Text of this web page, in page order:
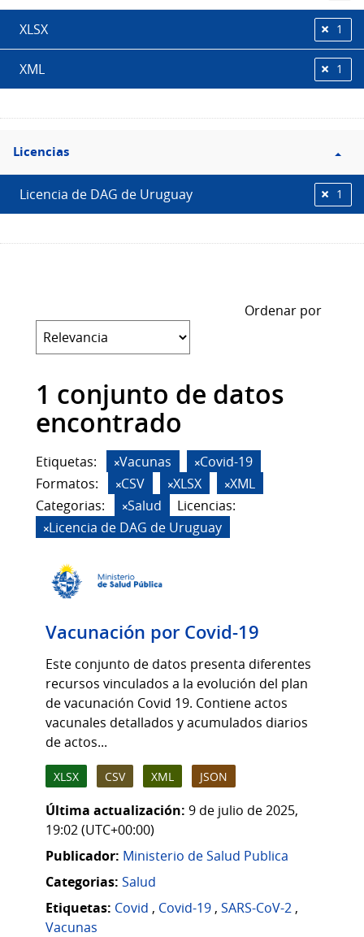
XLSX 1
XML 1
Filtro
Licencias
Licencias
Licencia de DAG de Uruguay 1
Ordenar por
1 conjunto de datos
encontrado
Etiquetas: Vacunas
Covid-19
Formatos:
CSV XLSX
XML
Categorias:
Salud
Licencias:
Licencia de DAG de Uruguay
Vacunación por Covid-19
Este conjunto de datos presenta diferentes
recursos vinculados a la evolución del plan
de vacunación Covid 19. Contiene actos
vacunales detallados y acumulados diarios
de actos...
XLSX CSV XML JSON
Última actualización: 9 de julio de 2025,
19:02 (UTC+00:00)
Publicador: Ministerio de Salud Publica
Categorias: Salud
Etiquetas: Covid , Covid-19 , SARS-CoV-2 ,
Vacunas